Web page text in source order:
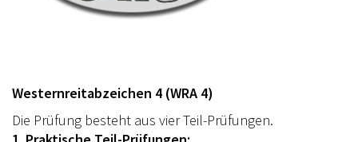
Westernreitabzeichen 4 (WRA 4)
Die Prüfung besteht aus vier Teil-Prüfungen.